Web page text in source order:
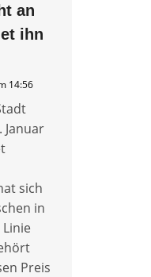
an
ihn
14:56
Januar
sich
in
Preis